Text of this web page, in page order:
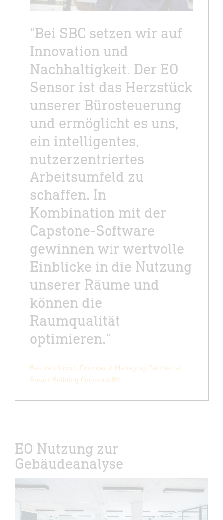
"Bei SBC setzen wir auf
Innovation und
Nachhaltigkeit. Der EO
Sensor ist das Herzstück
unserer Bürosteuerung
und ermöglicht es uns,
ein intelligentes,
nutzerzentriertes
Arbeitsumfeld zu
schaffen. In
Kombination mit der
Capstone-Software
gewinnen wir wertvolle
Einblicke in die Nutzung
unserer Räume und
können die
Raumqualität
optimieren."
Bas van Moort, Founder & Managing Partner at
Smart Building Concepts BV
EO Nutzung zur
Gebäudeanalyse